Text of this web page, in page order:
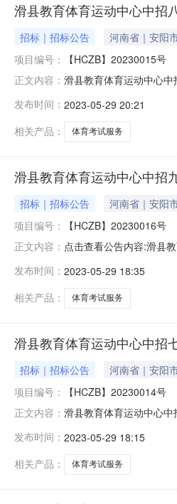
滑县教育体育运动中心中招
招标｜招标公告 河南省｜安阳
项目编号：
【HCZB】20230015号
正文内容： 滑县教育体育运动中心
情况1、项目编号：【
算金额：292
发布时间： 2023-05-29 20:21
相关产品：
体育考试服务
滑县教育体育运动中心中招
招标｜招标公告 河南省｜安阳
项目编号：
【HCZB】20230016号
正文内容： 点击查看公告内容:滑县
招标文件，并于2023年6
育考试服务项目
发布时间： 2023-05-29 18:35
相关产品：
体育考试服务
滑县教育体育运动中心中招
招标｜招标公告 河南省｜安阳
项目编号：
【HCZB】20230014号
正文内容： 滑县教育体育运动中心
情况1、项目编号：【
算金额：299
发布时间： 2023-05-29 18:15
相关产品：
体育考试服务